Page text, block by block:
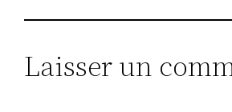
Laisser un